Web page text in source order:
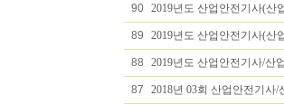
90 2019년도 산업안전기사(산
89 2019년도 산업안전기사(산
88 2019년도 산업안전기사/산
87 2018년 03회 산업안전기사